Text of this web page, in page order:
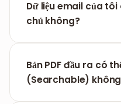
xử lý tuần tự từng
Dữ liệu email của
chủ không?
trong khi truyền và bị
sau 60 phút.
Bản PDF đầu ra có
(Searchable)